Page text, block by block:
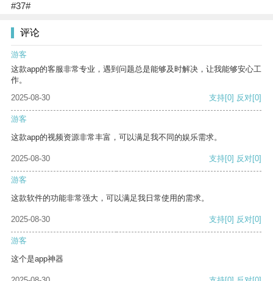
#37#
评论
游客
这款app的客服非常专业，遇到问题总是能够及时解决，让我能够安心工
作。
2025-08-30
支持[0] 反对[0]
游客
这款app的视频资源非常丰富，可以满足我不同的娱乐需求。
2025-08-30 支持[0] 反对[0]
游客
这款软件的功能非常强大，可以满足我日常使用的需求。
2025-08-30 支持[0] 反对[0]
游客
这个是app神器